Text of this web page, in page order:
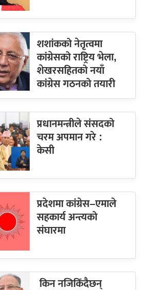
शशांकको नेतृत्वमा
कांग्रेसको राष्ट्रिय भेला,
शेखरसहितको नयाँ
कांग्रेस गठनको तयारी
प्रधानमन्त्रीले संसदको
चरम अपमान गरे :
केसी
प्रदेशमा कांग्रेस–एमाले
सहकार्य अन्त्यको
संघारमा
किन नजिकिँदैछन्